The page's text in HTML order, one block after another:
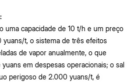
uma capacidade de 10 t/h e um preço
yuans/t, o sistema de três efeitos
de vapor anualmente, o que
em despesas operacionais; o sal
perigoso de 2.000 yuans/t, é